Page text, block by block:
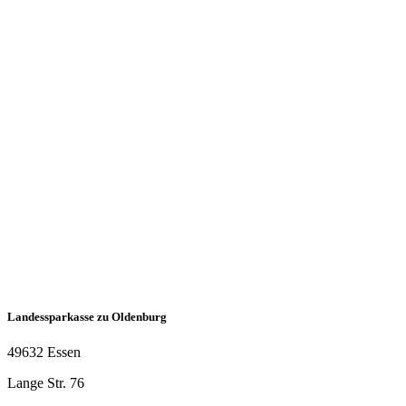
Landessparkasse zu Oldenburg
49632 Essen
Lange Str. 76